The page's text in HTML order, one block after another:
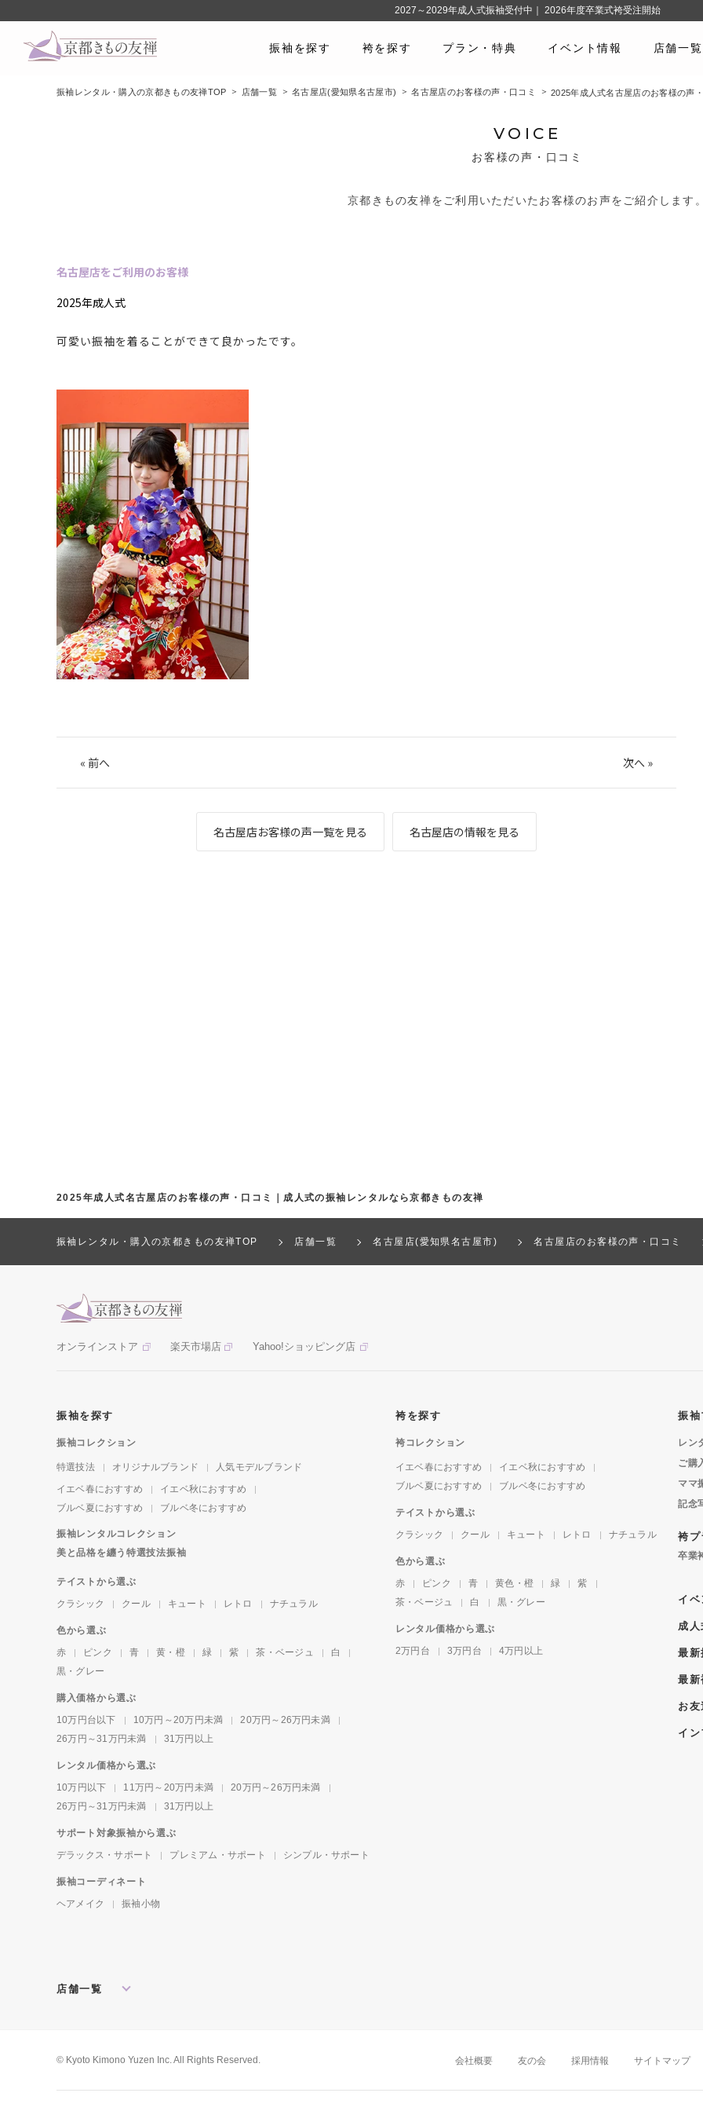
振袖を探す 袴を探す プラン・特典 イベント情報 店舗一覧
振袖レンタル・購入の京都きもの友禅TOP 店舗一覧 名古屋店(愛知県名古屋市) 名古屋店のお客様の声・口コミ 2025年成人式名古屋店のお客様の声
VOICE
お客様の声・口コミ
京都きもの友禅をご利用いただいたお客様のお声をご紹介します
名古屋店をご利用のお客様
2025年成人式
可愛い振袖を着ることができて良かったです。
« 前へ 次へ »
名古屋店お客様の声一覧を見る 名古屋店の情報を見る
2025年成人式名古屋店のお客様の声・口コミ｜成人式の振袖レンタルなら京都きもの友禅
振袖レンタル・購入の京都きもの友禅TOP 店舗一覧 名古屋店(愛知県名古屋市) 名古屋店のお客様の声・口コミ
オンラインストア 楽天市場店 Yahoo!ショッピング店
振袖を探す
振袖コレクション
特選技法 オリジナルブランド
人気モデルブランド
イエベ春におすすめ
イエベ秋におすすめ
ブルベ夏におすすめ
ブルベ冬におすすめ
振袖レンタルコレクション
美と品格を纏う特選技法振袖
テイストから選ぶ
クラシック
クール キュート レトロ ナチュラル
色から選ぶ
赤
ピンク 青 黄・橙 緑 紫 茶・ベージュ
白
黒・グレー
購入価格から選ぶ
10万円台以下
10万円～20万円未満
20万円～26万円未満
26万円～31万円未満
31万円以上
レンタル価格から選ぶ
10万円以下
11万円～20万円未満
20万円～26万円未満
26万円～31万円未満
31万円以上
サポート対象振袖から選ぶ
デラックス・サポート
プレミアム・サポート シンプル・サポート
振袖コーディネート
ヘアメイク
振袖小物
袴を探す
袴コレクション
イエベ春におすすめ
イエベ秋におすすめ
ブルベ夏におすすめ
ブルベ冬におすすめ
テイストから選ぶ
クラシック
クール キュート レトロ ナチュラル
色から選ぶ
赤
ピンク 青 黄色・橙 緑
紫
茶・ベージュ
白 黒・グレー
レンタル価格から選ぶ
2万円台
3万円台 4万円以上
振袖
レン
ご購
ママ
記念
袴プ
卒業
イ
成
最
最
お
イ
店舗一覧
松戸店
東京本館 新宿店
八王子店
近畿
大阪難波店
京
岡山店
広島店
© Kyoto Kimono Yuzen Inc. All Rights Reserved. 会社概要 友の会 採用情報 サイトマップ
2027～2029年成人式振袖受付中｜ 2026年度卒業式袴受注開始